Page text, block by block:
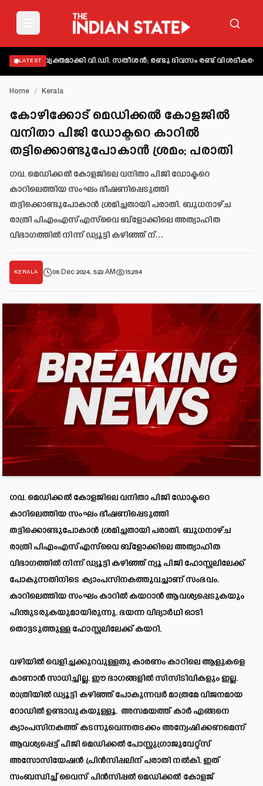
LATEST
വ്യക്തമാക്കി വി.ഡി. സതീശൻ; രണ്ടു ദിവസം രണ്ട്
Home / Kerala
കോഴിക്കോട് മെഡിക്കൽ കോളജിൽ
വനിതാ പിജി ഡോക്ടറെ കാറിൽ
തട്ടിക്കൊണ്ടുപോകാൻ ശ്രമം; പരാതി
ഗവ. മെഡിക്കൽ കോളജിലെ വനിതാ പിജി ഡോക്ടറെ
കാറിലെത്തിയ സംഘം ഭീഷണിപ്പെടുത്തി
തട്ടിക്കൊണ്ടുപോകാൻ ശ്രമിച്ചതായി പരാതി. ബുധനാഴ്ച
രാത്രി പിഎംഎസ്എസ്‌വൈ ബ്‌ളോക്കിലെ അത്യാഹിത
വിഭാഗത്തിൽ നിന്ന് ഡ്യൂട്ടി കഴിഞ്ഞ് ന്…
KERALA 06 Dec 2024, 5:22 AM 15,294
ഗവ. മെഡിക്കൽ കോളജിലെ വനിതാ പിജി ഡോക്ടറെ
കാറിലെത്തിയ സംഘം ഭീഷണിപ്പെടുത്തി
തട്ടിക്കൊണ്ടുപോകാൻ ശ്രമിച്ചതായി പരാതി. ബുധനാഴ്ച
രാത്രി പിഎംഎസ്എസ്‌വൈ ബ്‌ളോക്കിലെ അത്യാഹിത
വിഭാഗത്തിൽ നിന്ന് ഡ്യൂട്ടി കഴിഞ്ഞ് ന്യൂ പിജി ഹോസ്റ്റലിലേക്ക്
പോകുന്നതിനിടെ ക്യാംപസിനകത്തുവച്ചാണ് സംഭവം.
കാറിലെത്തിയ സംഘം കാറിൽ കയറാൻ ആവശ്യപ്പെടുകയും
പിന്തുടരുകയുമായിരുന്നു. ഭയന്ന വിദ്യാർഥി ഓടി
തൊട്ടടുത്തുള്ള ഹോസ്റ്റലിലേക്ക് കയറി.
വഴിയിൽ വെളിച്ചക്കുറവുള്ളതു കാരണം കാറിലെ ആളുകളെ
കാണാൻ സാധിച്ചില്ല. ഈ ഭാഗങ്ങളിൽ സിസിടിവികളും ഇല്ല.
രാത്രിയിൽ ഡ്യൂട്ടി കഴിഞ്ഞ് പോകുന്നവർ മാത്രമേ വിജനമായ
റോഡിൽ ഉണ്ടാവുകയുള്ളൂ. അസമയത്ത് കാർ എങ്ങനെ
ക്യാംപസിനകത്ത് കടന്നുവെന്നതടക്കം അന്വേഷിക്കണമെന്ന്
ആവശ്യപ്പെട്ട് പിജി മെഡിക്കൽ പോസ്റ്റുഗ്രാജുവേറ്റ്‌സ്
അസോസിയേഷൻ പ്രിൻസിപ്പലിന് പരാതി നൽകി. ഇത്
സംബന്ധിച്ച് വൈസ് പിൻസിപ്പൽ മെഡിക്കൽ കോളജ്